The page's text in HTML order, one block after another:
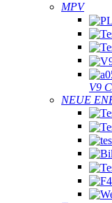
MPV
V9
NEUE